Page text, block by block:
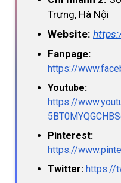
Trưng, Hà Nội
Website:
Fanpage:
https://
Youtube:
https://
Pinterest:
https://
Twitter: https://